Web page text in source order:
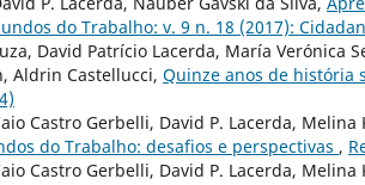
do Trabalho: v. 9 n. 18 (2017):
David Patrício Lacerda, María Verónica
Aldrin Castellucci, Quinze anos de história
Castro Gerbelli, David P. Lacerda,
do Trabalho: desafios e perspectivas ,
Castro Gerbelli, David P. Lacerda,